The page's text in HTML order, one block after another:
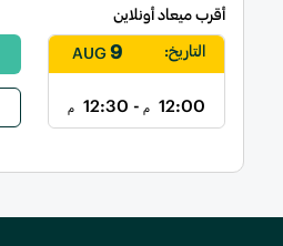
أقرب ميعاد أونلاين
التاريخ:
9
AUG
12:00 م - 12:30 م